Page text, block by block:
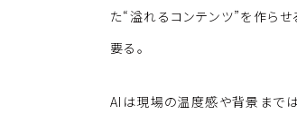
た“溢れるコンテンツ”を作ら
要る。
AIは現場の温度感や背景まで